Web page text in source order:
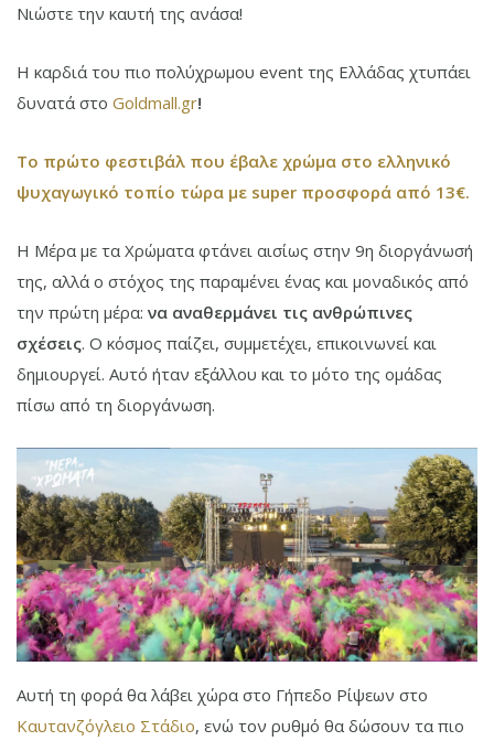
Νιώστε την καυτή της ανάσα!
Η καρδιά του πιο πολύχρωμου event της Ελλάδας χτυπάει
δυνατά στο Goldmall.gr!
Το πρώτο φεστιβάλ που έβαλε χρώμα στο ελληνικό
ψυχαγωγικό τοπίο τώρα με super προσφορά από 13€.
Η Μέρα με τα Χρώματα φτάνει αισίως στην 9η διοργάνωσή
της, αλλά ο στόχος της παραμένει ένας και μοναδικός από
την πρώτη μέρα: να αναθερμάνει τις ανθρώπινες
σχέσεις. Ο κόσμος παίζει, συμμετέχει, επικοινωνεί και
δημιουργεί. Αυτό ήταν εξάλλου και το μότο της ομάδας
πίσω από τη διοργάνωση.
Αυτή τη φορά θα λάβει χώρα στο Γήπεδο Ρίψεων στο
Καυτανζόγλειο Στάδιο, ενώ τον ρυθμό θα δώσουν τα πιο